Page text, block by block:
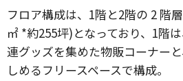
フロア構成は、1階と2階の 2 階
㎡ *約255坪)となっており、1階
連グッズを集めた物販コーナー
しめるフリースペースで構成。